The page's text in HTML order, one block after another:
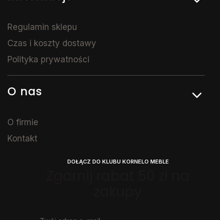
Regulamin sklepu
Czas i koszty dostawy
Polityka prywatności
O nas
O firmie
Kontakt
DOŁĄCZ DO KLUBU KORNELO MEBLE